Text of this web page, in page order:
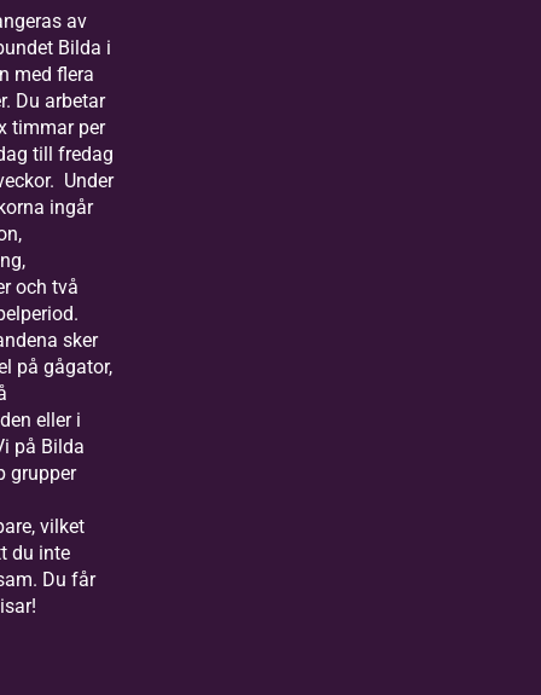
av
Bilda i
med flera
Du arbetar
timmar per
till fredag
Under
ingår
och två
sker
på gågator,
eller i
på Bilda
grupper
vilket
du inte
Du får